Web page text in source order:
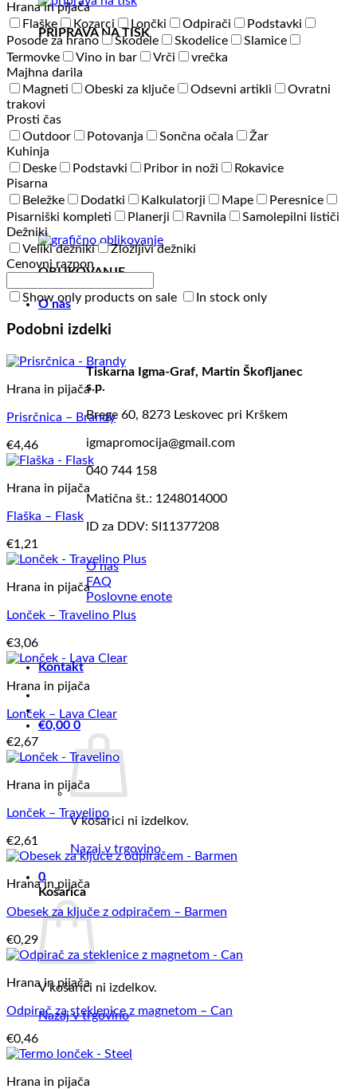
PRIPRAVA NA TISK
OBLIKOVANJE
O nas
Tiskarna Igma-Graf, Martin Škofljanec
s.p.
Brege 60, 8273 Leskovec pri Krškem
igmapromocija@gmail.com
040 744 158
Matična št.: 1248014000
ID za DDV: SI11377208
O nas
FAQ
Poslovne enote
Kontakt
€0,00 0
V košarici ni izdelkov.
Nazaj v trgovino
0
Košarica
V košarici ni izdelkov.
Nazaj v trgovino
Hrana in pijača
Flaške
Kozarci Lončki Odpirači
Podstavki
Posode za hrano
Skodele Skodelice
Slamice
Termovke
Vino in bar Vrči
vrečka
Majhna darila
Magneti
Obeski za ključe Odsevni artikli
Ovratni
trakovi
Prosti čas
Outdoor
Potovanja Sončna očala
Žar
Kuhinja
Deske
Podstavki Pribor in noži
Rokavice
Pisarna
Beležke
Dodatki Kalkulatorji Mape
Peresnice
Pisarniški kompleti
Planerji Ravnila
Samolepilni lističi
Dežniki
Veliki dežniki
Zložljivi dežniki
Cenovni razpon
Show only products on sale In stock only
Podobni izdelki
Hrana in pijača
Prisrčnica – Brandy
€4,46
Hrana in pijača
Flaška – Flask
€1,21
Hrana in pijača
Lonček – Travelino Plus
€3,06
Hrana in pijača
Lonček – Lava Clear
€2,67
Hrana in pijača
Lonček – Travelino
€2,61
Hrana in pijača
Obesek za ključe z odpiračem – Barmen
€0,29
Hrana in pijača
Odpirač za steklenice z magnetom – Can
€0,46
Hrana in pijača